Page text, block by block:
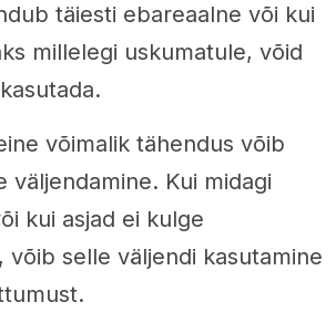
täiesti ebareaalne või kui
millelegi uskumatule, võid
võimalik tähendus võib
väljendamine. Kui midagi
kui asjad ei kulge
võib selle väljendi kasutamine